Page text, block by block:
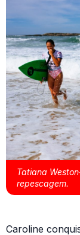
Tatiana
repescagem.
Caroline